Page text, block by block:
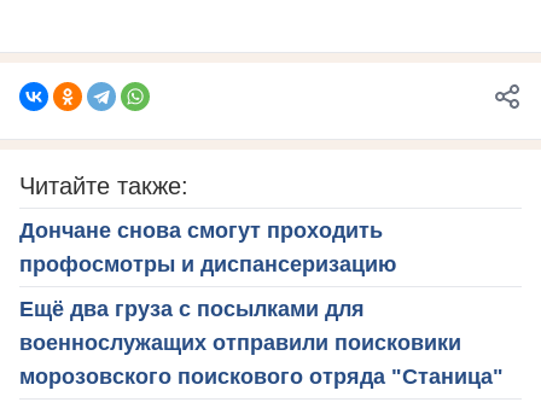
Читайте также:
Дончане снова смогут проходить
профосмотры и диспансеризацию
Ещё два груза с посылками для
военнослужащих отправили поисковики
морозовского поискового отряда "Станица"